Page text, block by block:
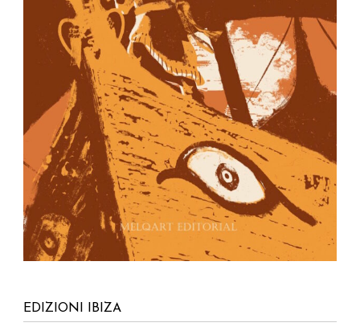
EDIZIONI IBIZA